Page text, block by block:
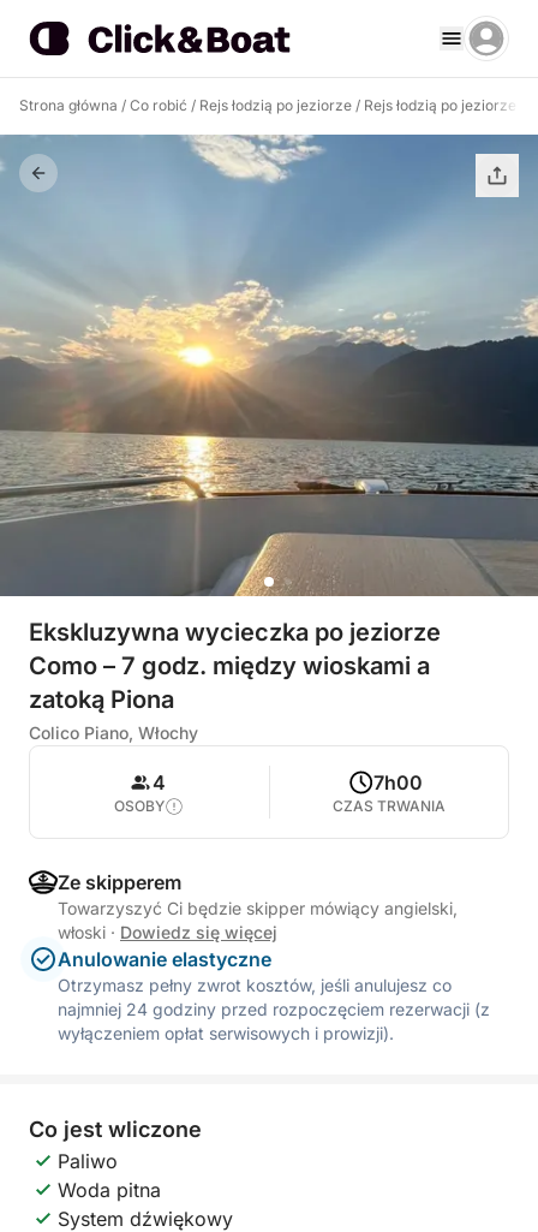
Strona główna / Co robić / Rejs łodzią po jeziorze / Rejs łodzią po jeziorze
Ekskluzywna wycieczka po jeziorze
Como – 7 godz. między wioskami a
zatoką Piona
Colico Piano, Włochy
4
OSOBY
7h00
CZAS TRWANIA
Ze skipperem
Towarzyszyć Ci będzie skipper mówiący angielski,
włoski · Dowiedz się więcej
Anulowanie elastyczne
Otrzymasz pełny zwrot kosztów, jeśli anulujesz co
najmniej 24 godziny przed rozpoczęciem rezerwacji (z
wyłączeniem opłat serwisowych i prowizji).
Co jest wliczone
Paliwo
Woda pitna
System dźwiękowy